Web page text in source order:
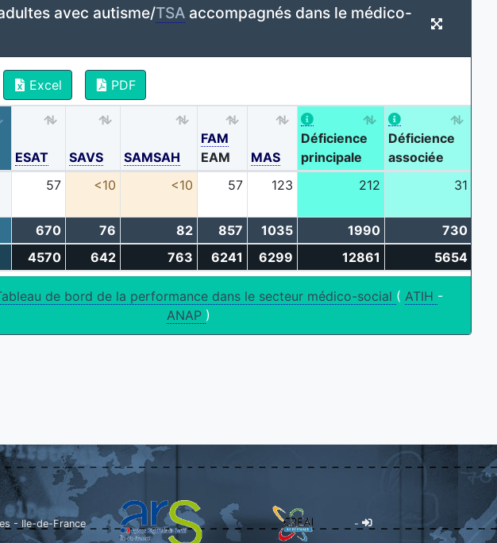
avec autisme/TSAaccompagnés dans le médico-
Excel PDF
ESAT SAVS SAMSAH
FAM
EAM
MAS
Déficience
principale
Déficience
associée
57 <10 <10 57 123 212 31
670 76 82 857 1035 1990 730
4570 642 763 6241 6299 12861 5654
de bord de la performance dans le secteur médico-social ( ATIH -
ANAP )
- Ile-de-France -